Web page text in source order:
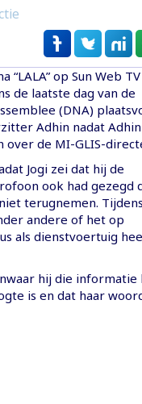
op Sun Web TV
de laatste dag van de
(DNA)
Adhin nadat Adhin
de MI-GLIS-
Jogi zei dat hij de
ook had gezegd
terugnemen.
andere of het op
als dienstvoertuig
hij die informatie
is en dat haar